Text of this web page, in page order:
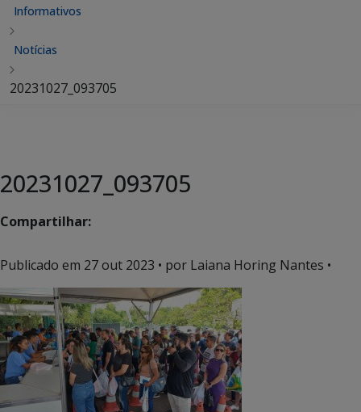
Informativos
Notícias
20231027_093705
20231027_093705
Compartilhar:
Publicado em 27 out 2023 • por Laiana Horing Nantes •